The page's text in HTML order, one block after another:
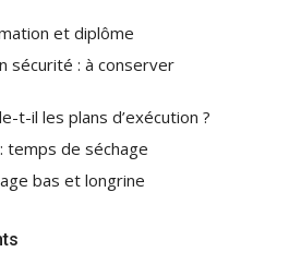
et diplôme
sécurité : à conserver
t-il les plans d’exécution ?
temps de séchage
bas et longrine